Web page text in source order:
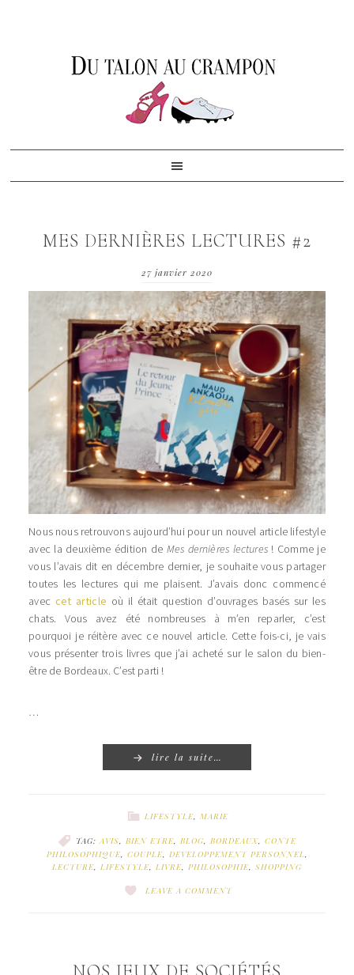
MES DERNIÈRES LECTURES #2
27 janvier 2020
Nous nous retrouvons aujourd’hui pour un nouvel article lifestyle
avec la deuxième édition de Mes dernières lectures! Comme je
vous l’avais dit en décembre dernier, je souhaite vous partager
toutes les lectures qui me plaisent. J’avais donc commencé
avec cet article où il était question d’ouvrages basés sur les
chats. Vous avez été nombreuses à m’en reparler, c’est
pourquoi je réitère avec ce nouvel article. Cette fois-ci, je vais
vous présenter trois livres que j’ai acheté sur le salon du bien-
être de Bordeaux. C’est parti !
…
lire la suite…
LIFESTYLE, MARIE
TAG:AVIS, BIEN ETRE, BLOG, BORDEAUX, CONTE
PHILOSOPHIQUE, COUPLE, DEVELOPPEMENT PERSONNEL,
LECTURE, LIFESTYLE, LIVRE, PHILOSOPHIE, SHOPPING
LEAVE A COMMENT